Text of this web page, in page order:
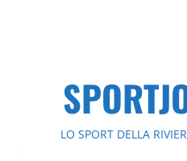
LO SPORT DELLA